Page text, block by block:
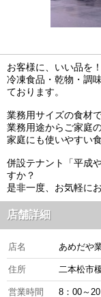
お客様に、いい品を
冷凍食品・乾物・調
ております。
業務用サイズの食材
業務用途からご家庭
家庭にも使いやすい
併設テナント「平成
すか？
是非一度、お気軽に
店舗詳細
店名 あめだや
住所 二本松市
営業時間 8：00～